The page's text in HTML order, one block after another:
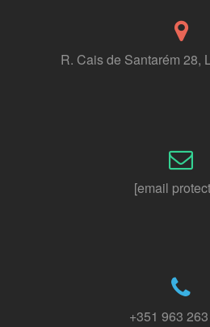
R. Cais de Santarém 28,
[email
+351 963